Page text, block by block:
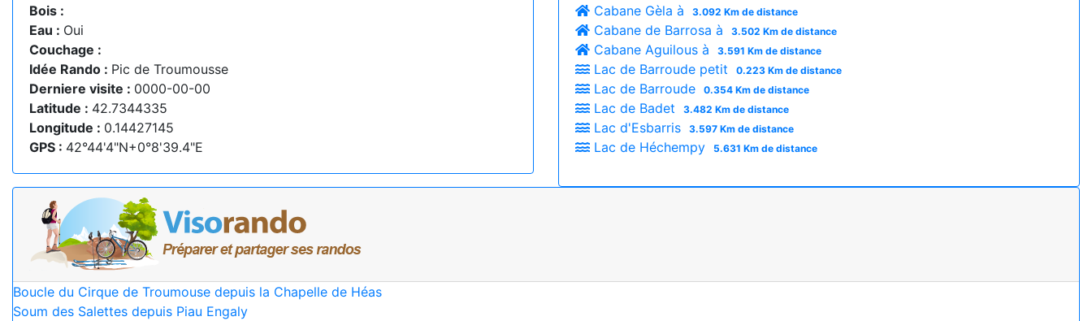
Bois :
Eau : Oui
Couchage :
Idée Rando : Pic de Troumousse
Derniere visite : 0000-00-00
Latitude : 42.7344335
Longitude : 0.14427145
GPS : 42°44'4"N+0°8'39.4"E
Cabane Gèla à 3.092 Km de distance
Cabane de Barrosa à 3.502 Km de distance
Cabane Aguilous à 3.591 Km de distance
Lac de Barroude petit 0.223 Km de distance
Lac de Barroude 0.354 Km de distance
Lac de Badet 3.482 Km de distance
Lac d'Esbarris 3.597 Km de distance
Lac de Héchempy 5.631 Km de distance
Boucle du Cirque de Troumouse depuis la Chapelle de Héas
Soum des Salettes depuis Piau Engaly